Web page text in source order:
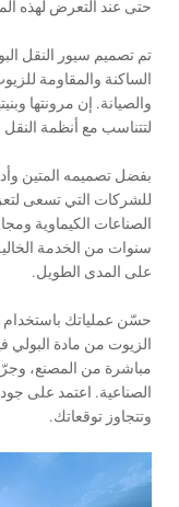
حتى عند التعرض لهذه
والصيانة. إن مرونتها
لتتناسب مع أنظمة النقل
بفضل تصميمه المتين
للشركات التي تسعى
الصناعات الكيماوية
سنوات من الخدمة
على المدى الطويل.
حسّن عملياتك باستخدام
مباشرة من المصنع، وجرّب
وتتجاوز توقعاتك.